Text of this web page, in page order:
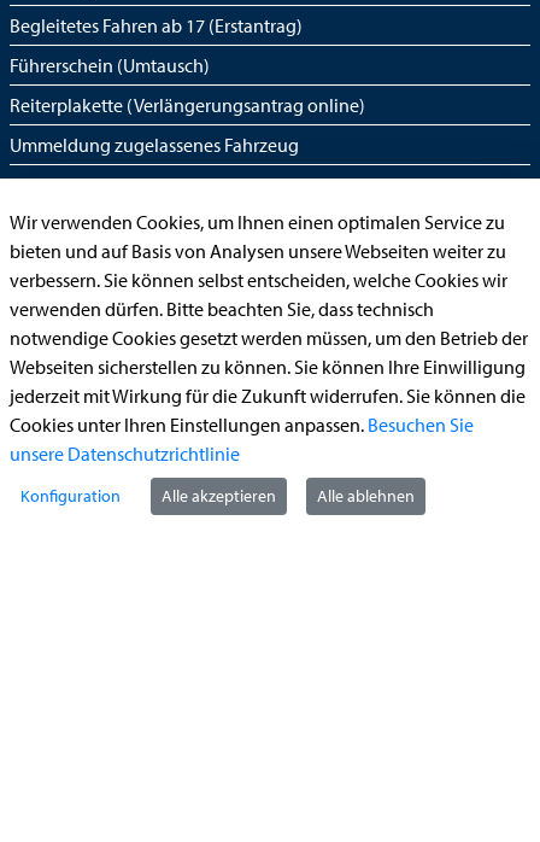
Begleitetes Fahren ab 17 (Erstantrag)
Führerschein (Umtausch)
Reiterplakette (Verlängerungsantrag online)
Ummeldung zugelassenes Fahrzeug
Kontakt
StädteRegion Aachen
Zollernstraße 10
52070
Aachen
Anfahrt
Tel:+49 241 5198-0
E-Mail:info@staedteregion-aachen.de
www.staedteregion-aachen.de
Wir verwenden Cookies, um Ihnen einen optimalen Service zu
bieten und auf Basis von Analysen unsere Webseiten weiter zu
verbessern. Sie können selbst entscheiden, welche Cookies wir
verwenden dürfen. Bitte beachten Sie, dass technisch
notwendige Cookies gesetzt werden müssen, um den Betrieb der
Webseiten sicherstellen zu können. Sie können Ihre Einwilligung
jederzeit mit Wirkung für die Zukunft widerrufen. Sie können die
Cookies unter Ihren Einstellungen anpassen. Besuchen Sie
unsere Datenschutzrichtlinie
Konfiguration Alle akzeptieren Alle ablehnen